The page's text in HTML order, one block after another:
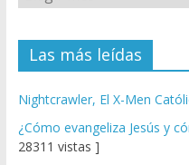
Las más leídas
Nightcrawler, El X-Men
¿Cómo evangeliza Jesús y
28311 vistas ]